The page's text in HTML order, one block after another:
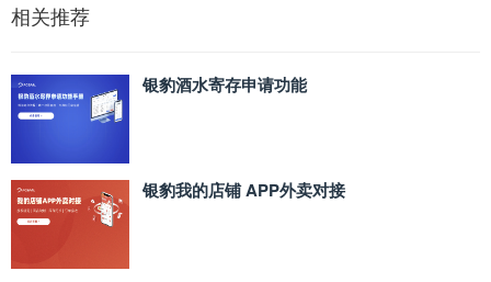
相关推荐
银豹酒水寄存申请功能
银豹我的店铺 APP外卖对接